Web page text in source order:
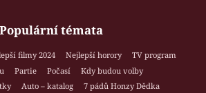
Populární témata
filmy 2024 Nejlepší horory
TV program
Partie Počasí
Kdy budou volby
Auto – katalog
7 pádů Honzy Dědka